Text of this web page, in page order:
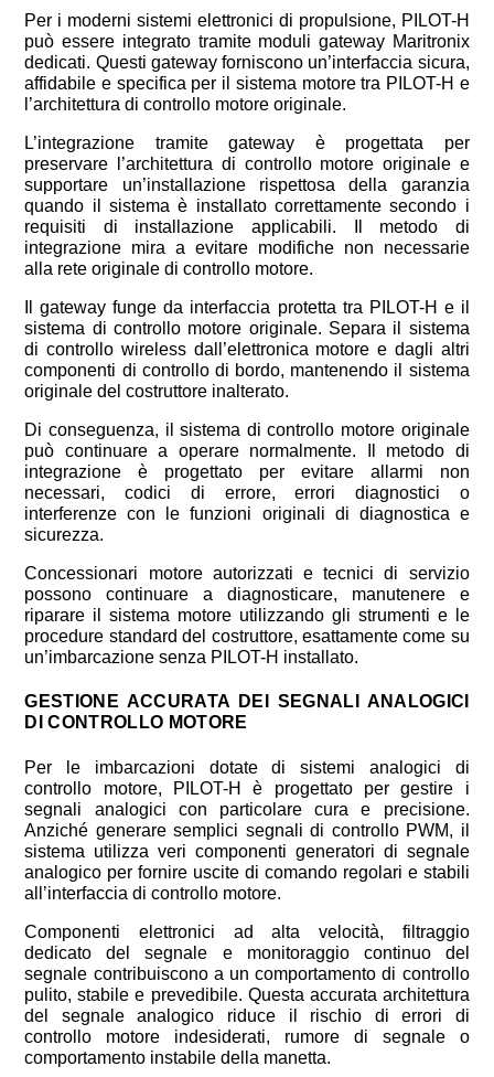
Per i moderni sistemi elettronici di propulsione, PILOT-H
può essere integrato tramite moduli gateway Maritronix
dedicati. Questi gateway forniscono un’interfaccia sicura,
affidabile e specifica per il sistema motore tra PILOT-H e
l’architettura di controllo motore originale.
L’integrazione tramite gateway è progettata per
preservare l’architettura di controllo motore originale e
supportare un’installazione rispettosa della garanzia
quando il sistema è installato correttamente secondo i
requisiti di installazione applicabili. Il metodo di
integrazione mira a evitare modifiche non necessarie
alla rete originale di controllo motore.
Il gateway funge da interfaccia protetta tra PILOT-H e il
sistema di controllo motore originale. Separa il sistema
di controllo wireless dall’elettronica motore e dagli altri
componenti di controllo di bordo, mantenendo il sistema
originale del costruttore inalterato.
Di conseguenza, il sistema di controllo motore originale
può continuare a operare normalmente. Il metodo di
integrazione è progettato per evitare allarmi non
necessari, codici di errore, errori diagnostici o
interferenze con le funzioni originali di diagnostica e
sicurezza.
Concessionari motore autorizzati e tecnici di servizio
possono continuare a diagnosticare, manutenere e
riparare il sistema motore utilizzando gli strumenti e le
procedure standard del costruttore, esattamente come su
un’imbarcazione senza PILOT-H installato.
GESTIONE ACCURATA DEI SEGNALI ANALOGICI
DI CONTROLLO MOTORE
Per le imbarcazioni dotate di sistemi analogici di
controllo motore, PILOT-H è progettato per gestire i
segnali analogici con particolare cura e precisione.
Anziché generare semplici segnali di controllo PWM, il
sistema utilizza veri componenti generatori di segnale
analogico per fornire uscite di comando regolari e stabili
all’interfaccia di controllo motore.
Componenti elettronici ad alta velocità, filtraggio
dedicato del segnale e monitoraggio continuo del
segnale contribuiscono a un comportamento di controllo
pulito, stabile e prevedibile. Questa accurata architettura
del segnale analogico riduce il rischio di errori di
controllo motore indesiderati, rumore di segnale o
comportamento instabile della manetta.